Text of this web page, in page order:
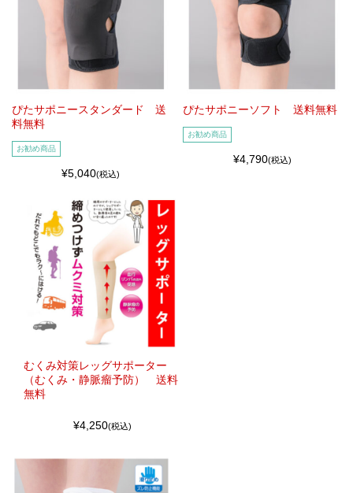
ぴたサポニースタンダード 送
料無料
お勧め商品
¥5,040(税込)
ぴたサポニーソフト 送料無料
お勧め商品
¥4,790(税込)
むくみ対策レッグサポーター
（むくみ・静脈瘤予防） 送料
無料
¥4,250(税込)